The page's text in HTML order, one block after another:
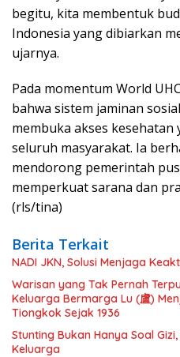
begitu, kita membentuk
Indonesia yang dibiarkan
ujarnya.
Pada momentum World
bahwa sistem jaminan
membuka akses
seluruh masyarakat. Ia
mendorong pemerintah
memperkuat sarana dan
(rls/tina)
Berita Terkait
NADI JKN, Solusi Menjaga
Warisan yang Tak Pernah
Keluarga Bermarga Lu (盧)
Tiongkok Sejak 1936
Stunting Bukan Hanya Soal
Keluarga